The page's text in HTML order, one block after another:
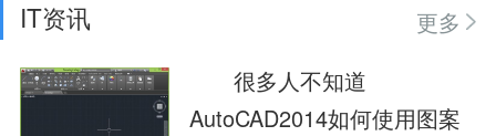
IT资讯
更多
很多人不知道
AutoCAD2014如何使用图案